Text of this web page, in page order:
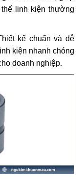
linh kiện thường
kế chuẩn và dễ
kiện nhanh chóng
doanh nghiệp.